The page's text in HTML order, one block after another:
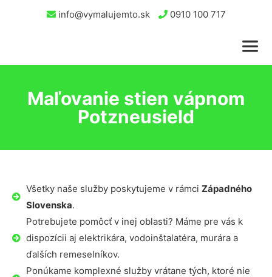
info@vymalujemto.sk 0910 100 717
Maľovanie stien vápnom
Potzneusield
Všetky naše služby poskytujeme v rámci Západného
Slovenska.
Potrebujete pomôcť v inej oblasti? Máme pre vás k
dispozícii aj elektrikára, vodoinštalatéra, murára a
ďalších remeselníkov.
Ponúkame komplexné služby vrátane tých, ktoré nie